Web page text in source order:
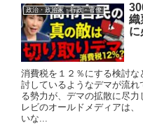
政治・政治家・行政・官僚
織
に
消費税を１２％にする検討
討しているようなデマが流
る勢力が、デマの拡散に尽
レビのオールドメディアは
いな...